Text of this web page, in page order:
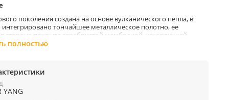
поколения создана на основе вулканического пепла, в
тончайшее металлическое полотно, ее
сторона покрыта серебристой мембраной, ускоряющей
активных ингредиентов в кожу, отражающей
отечность и видимость постакне, способствует
жировых отложений. Ванилилбутиловый эфир и стволовые
почек белой березы, оливы, лесного ореха оказывают
полностью
YANG